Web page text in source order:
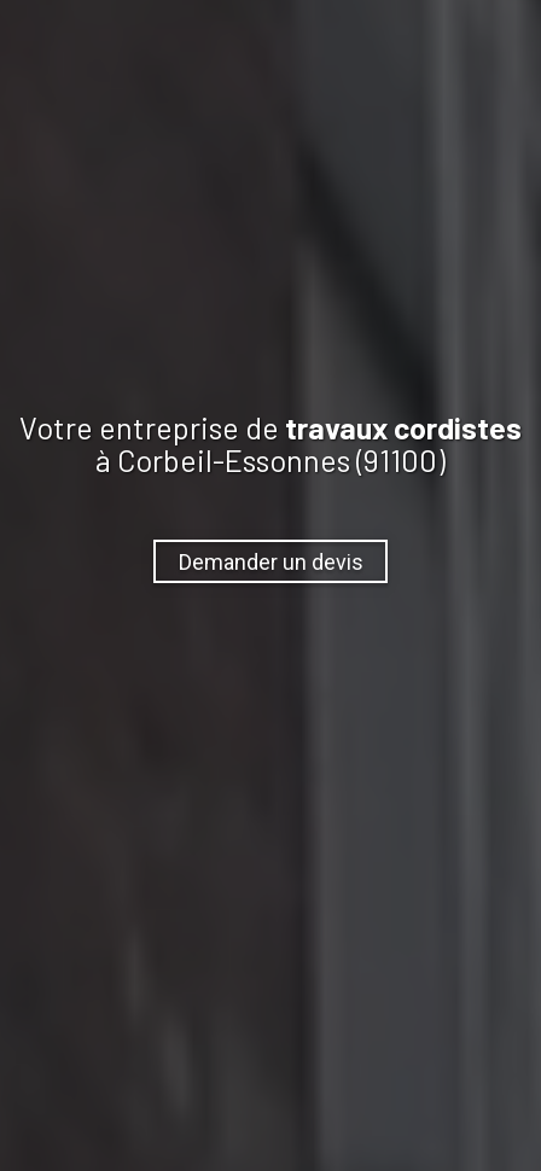
Votre entreprise de travaux cordistes
à Corbeil-Essonnes (91100)
Demander un devis